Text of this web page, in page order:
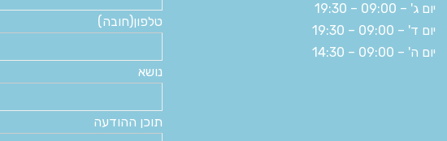
יום ג' – 09:00 – 19:30
יום ד' – 09:00 – 19:30
יום ה' – 09:00 – 14:30
טלפון(חובה)
נושא
תוכן ההודעה